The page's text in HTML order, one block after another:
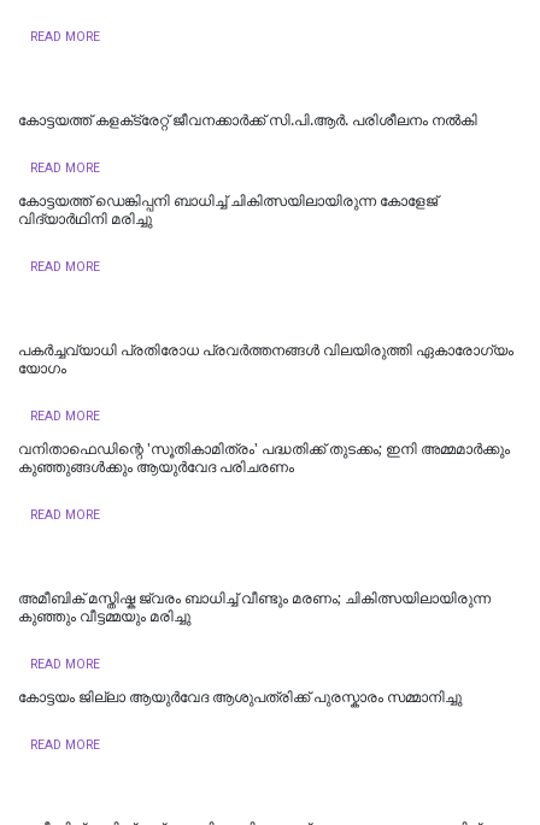
READ MORE
കോട്ടയത്ത് കളക്‌ട്രേറ്റ് ജീവനക്കാർക്ക് സി.പി.ആർ. പരിശീലനം നൽകി
READ MORE
കോട്ടയത്ത് ഡെങ്കിപ്പനി ബാധിച്ച് ചികിത്സയിലായിരുന്ന കോളേജ്
വിദ്യാര്‍ഥിനി മരിച്ചു
READ MORE
പകർച്ചവ്യാധി പ്രതിരോധ പ്രവർത്തനങ്ങൾ വിലയിരുത്തി ഏകാരോഗ്യം
യോഗം
READ MORE
വനിതാഫെഡിന്റെ 'സൂതികാമിത്രം' പദ്ധതിക്ക് തുടക്കം; ഇനി അമ്മമാർക്കും
കുഞ്ഞുങ്ങൾക്കും ആയുർവേദ പരിചരണം
READ MORE
അമീബിക് മസ്തിഷ്ക ജ്വരം ബാധിച്ച് വീണ്ടും മരണം; ചികിത്സയിലായിരുന്ന
കുഞ്ഞും വീട്ടമ്മയും മരിച്ചു
READ MORE
കോട്ടയം ജില്ലാ ആയുർവേദ ആശുപത്രിക്ക് പുരസ്കാരം സമ്മാനിച്ചു
READ MORE